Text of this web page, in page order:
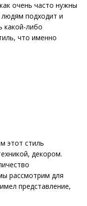
очень часто нужны
людям подходит и
какой-либо
что именно
этот стиль
декором.
рассмотрим для
представление,